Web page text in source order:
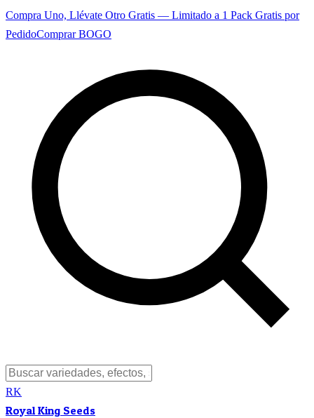
Compra Uno, Llévate Otro Gratis — Limitado a 1 Pack Gratis por
PedidoComprar BOGO
RK
Royal King Seeds